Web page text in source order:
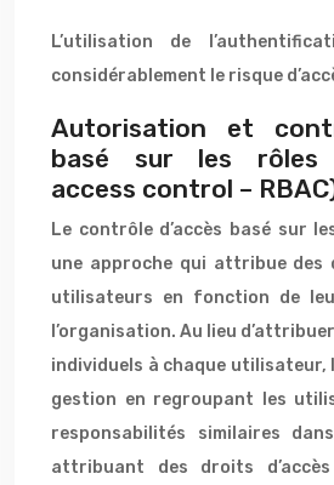
L’utilisation de
considérablement le risque
Autorisation et
basé sur les rôles
access control –
Le contrôle d’accès basé sur
une approche qui attribue des
utilisateurs en fonction de
l’organisation. Au lieu
individuels à chaque utilisateur,
gestion en regroupant les
responsabilités similaires
attribuant des droits